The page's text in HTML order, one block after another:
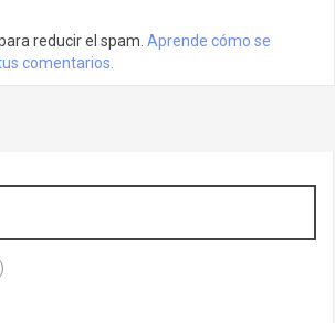
reducir el spam. Aprende cómo se
comentarios.